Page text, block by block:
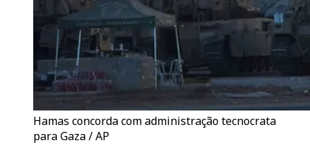
Hamas concorda com administração tecnocrata
para Gaza / AP